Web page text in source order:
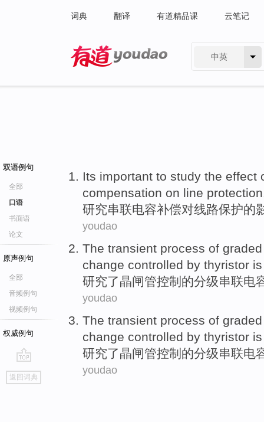
词典 翻译 有道精品课 云笔记
中英
双语例句
全部
口语
书面语
论文
原声例句
全部
音频例句
视频例句
权威例句
go
top
返回词典
Its important to study the effect
compensation on line protection
研究串联电容补偿对线路保护的
youdao
The transient process of graded
change controlled by thyristor
研究了晶闸管控制 的分级串联电
youdao
The transient process of graded
change controlled by thyristor
研究了晶闸管控制 的分级串联电
youdao